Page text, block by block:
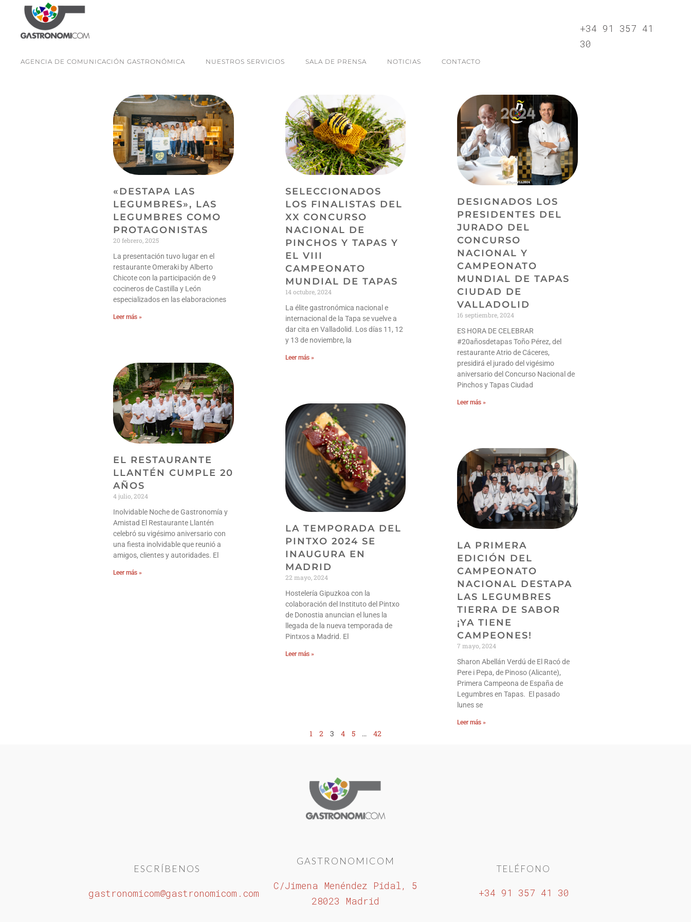
AGENCIA DE COMUNICACIÓN GASTRONÓMICA NUESTROS SERVICIOS SALA DE PRENSA NOTICIAS CONTACTO
+34 91 357 41
30
«DESTAPA LAS
LEGUMBRES», LAS
LEGUMBRES COMO
PROTAGONISTAS
20 febrero, 2025
La presentación tuvo lugar en el
restaurante Omeraki by Alberto
Chicote con la participación de 9
cocineros de Castilla y León
especializados en las elaboraciones
Leer más »
SELECCIONADOS
LOS FINALISTAS DEL
XX CONCURSO
NACIONAL DE
PINCHOS Y TAPAS Y
EL VIII
CAMPEONATO
MUNDIAL DE TAPAS
14 octubre, 2024
La élite gastronómica nacional e
internacional de la Tapa se vuelve a
dar cita en Valladolid. Los días 11, 12
y 13 de noviembre, la
Leer más »
DESIGNADOS LOS
PRESIDENTES DEL
JURADO DEL
CONCURSO
NACIONAL Y
CAMPEONATO
MUNDIAL DE TAPAS
CIUDAD DE
VALLADOLID
16 septiembre, 2024
ES HORA DE CELEBRAR
#20añosdetapas Toño Pérez, del
restaurante Atrio de Cáceres,
presidirá el jurado del vigésimo
aniversario del Concurso Nacional de
Pinchos y Tapas Ciudad
Leer más »
EL RESTAURANTE
LLANTÉN CUMPLE 20
AÑOS
4 julio, 2024
Inolvidable Noche de Gastronomía y
Amistad El Restaurante Llantén
celebró su vigésimo aniversario con
una fiesta inolvidable que reunió a
amigos, clientes y autoridades. El
Leer más »
LA TEMPORADA DEL
PINTXO 2024 SE
INAUGURA EN
MADRID
22 mayo, 2024
Hostelería Gipuzkoa con la
colaboración del Instituto del Pintxo
de Donostia anuncian el lunes la
llegada de la nueva temporada de
Pintxos a Madrid. El
Leer más »
LA PRIMERA
EDICIÓN DEL
CAMPEONATO
NACIONAL DESTAPA
LAS LEGUMBRES
TIERRA DE SABOR
¡YA TIENE
CAMPEONES!
7 mayo, 2024
Sharon Abellán Verdú de El Racó de
Pere i Pepa, de Pinoso (Alicante),
Primera Campeona de España de
Legumbres en Tapas. El pasado
lunes se
Leer más »
1 2 3 4 5 … 42
ESCRÍBENOS
gastronomicom@gastronomicom.com
GASTRONOMICOM
C/Jimena Menéndez Pidal, 5
28023 Madrid
TELÉFONO
+34 91 357 41 30